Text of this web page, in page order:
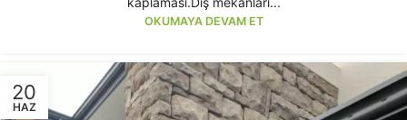
OKUMAYA DEVAM ET
20
HAZ